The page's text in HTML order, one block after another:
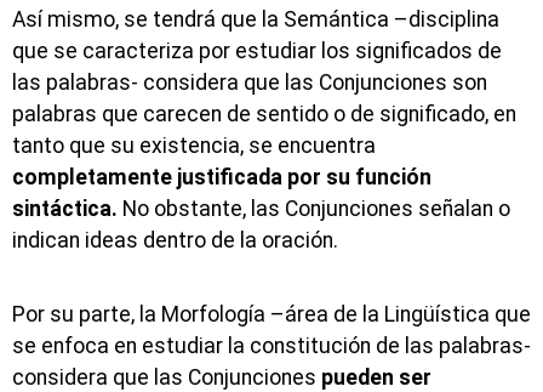
Así mismo, se tendrá que la Semántica –disciplina
que se caracteriza por estudiar los significados de
las palabras- considera que las Conjunciones son
palabras que carecen de sentido o de significado, en
tanto que su existencia, se encuentra
completamente justificada por su función
sintáctica. No obstante, las Conjunciones señalan o
indican ideas dentro de la oración.
Por su parte, la Morfología –área de la Lingüística que
se enfoca en estudiar la constitución de las palabras-
considera que las Conjunciones pueden ser